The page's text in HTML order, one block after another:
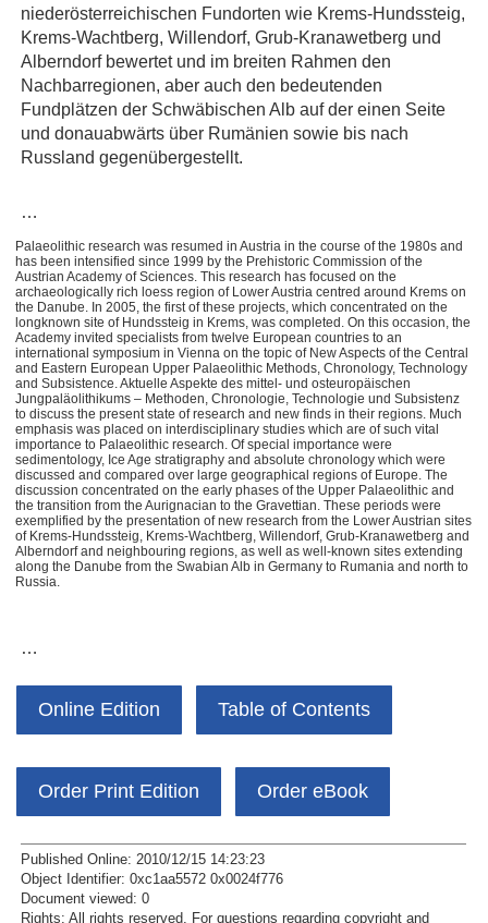
niederösterreichischen Fundorten wie Krems-Hundssteig,
Krems-Wachtberg, Willendorf, Grub-Kranawetberg und
Alberndorf bewertet und im breiten Rahmen den
Nachbarregionen, aber auch den bedeutenden
Fundplätzen der Schwäbischen Alb auf der einen Seite
und donauabwärts über Rumänien sowie bis nach
Russland gegenübergestellt.
Palaeolithic research was resumed in Austria in the course of the 1980s and
has been intensified since 1999 by the Prehistoric Commission of the
Austrian Academy of Sciences. This research has focused on the
archaeologically rich loess region of Lower Austria centred around Krems on
the Danube. In 2005, the first of these projects, which concentrated on the
longknown site of Hundssteig in Krems, was completed. On this occasion, the
Academy invited specialists from twelve European countries to an
international symposium in Vienna on the topic of New Aspects of the Central
and Eastern European Upper Palaeolithic Methods, Chronology, Technology
and Subsistence. Aktuelle Aspekte des mittel- und osteuropäischen
Jungpaläolithikums – Methoden, Chronologie, Technologie und Subsistenz
to discuss the present state of research and new finds in their regions. Much
emphasis was placed on interdisciplinary studies which are of such vital
importance to Palaeolithic research. Of special importance were
sedimentology, Ice Age stratigraphy and absolute chronology which were
discussed and compared over large geographical regions of Europe. The
discussion concentrated on the early phases of the Upper Palaeolithic and
the transition from the Aurignacian to the Gravettian. These periods were
exemplified by the presentation of new research from the Lower Austrian sites
of Krems-Hundssteig, Krems-Wachtberg, Willendorf, Grub-Kranawetberg and
Alberndorf and neighbouring regions, as well as well-known sites extending
along the Danube from the Swabian Alb in Germany to Rumania and north to
Russia.
Online Edition Table of Contents
Order Print Edition Order eBook
Published Online: 2010/12/15 14:23:23
Object Identifier: 0xc1aa5572 0x0024f776
Document viewed: 0
Rights: All rights reserved. For questions regarding copyright and